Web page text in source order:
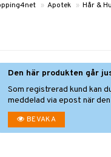
» Apotek » Hår &
Den här produkten går
Som registrerad kund kan
meddelad via epost när
BEVAKA